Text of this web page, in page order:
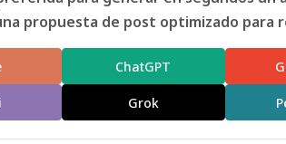
propuesta de post optimizado para
ChatGPT
Grok